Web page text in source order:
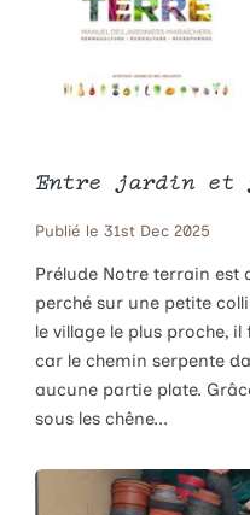
Entre jardin et
Publié le 31st Dec 2025
Prélude Notre terrain est
perché sur une petite
le village le plus proche,
car le chemin serpente
aucune partie plate.
sous les chêne...